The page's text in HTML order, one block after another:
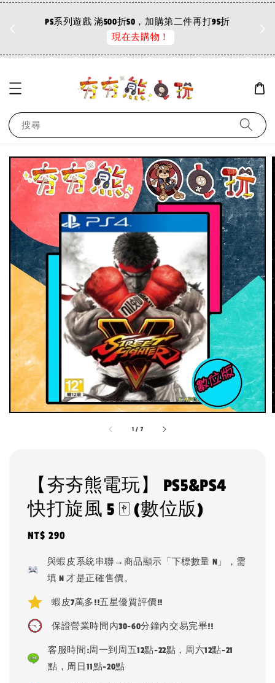
PS系列遊戲 滿500折50，加購第二件再打95折
現在去購物！
搜尋
1 / 7
【夯夯熊電玩】 PS5&PS4
快打旋風 5 🀄 (數位版)
Regular
NT$ 290
與蝦皮系統串聯→商品顯示「下標數量 N」，需
填 N 才是正確售價。
蝦皮7萬多!!五星優質評價!!
保證營業時間內30-60分鐘內交易完畢!!
客服時間:周一到周五12點-22點，周六12點-21
點，周日11點-20點